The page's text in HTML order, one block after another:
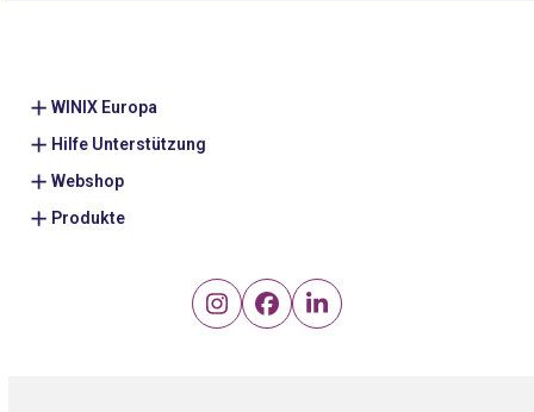
WINIX Europa
Hilfe Unterstützung
Webshop
Produkte
Instagram
FacebookLinkedIn